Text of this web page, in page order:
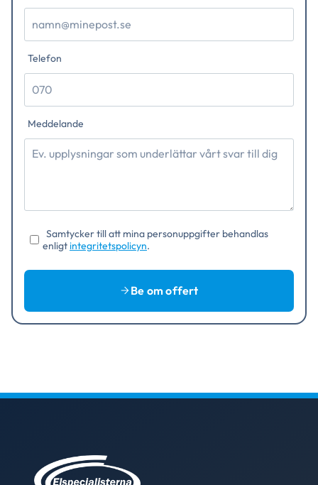
Telefon
Meddelande
Samtycker till att mina personuppgifter behandlas
enligtintegritetspolicyn.
Be om offert